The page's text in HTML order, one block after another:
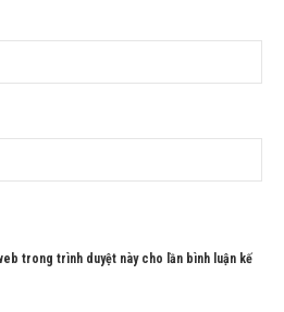
trong trình duyệt này cho lần bình luận kế